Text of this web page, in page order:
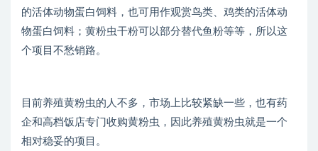
的活体动物蛋白饲料，也可用作观赏鸟类、鸡类的活体动
物蛋白饲料；黄粉虫干粉可以部分替代鱼粉等等，所以这
个项目不愁销路。
目前养殖黄粉虫的人不多，市场上比较紧缺一些，也有药
企和高档饭店专门收购黄粉虫，因此养殖黄粉虫就是一个
相对稳妥的项目。